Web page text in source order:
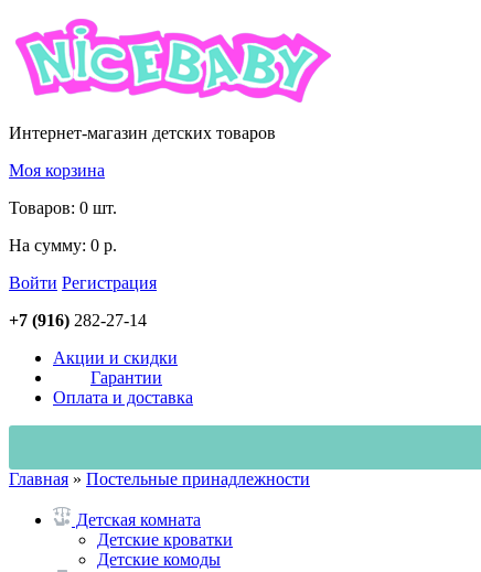
Интернет-магазин детских товаров
Моя корзина
Товаров: 0 шт.
На сумму: 0 р.
Войти Регистрация
+7 (916) 282-27-14
Aкции и скидки
Гарантии
Оплата и доставка
Главная » Постельные принaдлежности
Детскaя комнaтa
Детские кроватки
Детские комоды